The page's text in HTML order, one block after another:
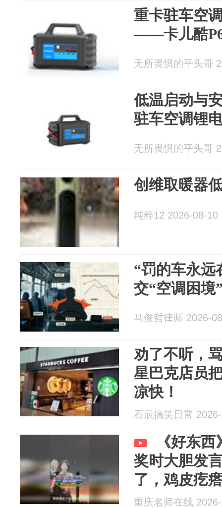
重卡驻车空
——卡儿酷
无所畏惧的平头哥
低温启动与
驻车空调锂
无所畏惧的平头哥
创维取暖器
纯粹12 2026-08-10
“罚的车永远
交“空调困境
马俊哲律师 2026-
劝了不听，
星巴克店员
凉快！
石辰搞笑日常
《好东
奖时大胆发
了，鸡皮疙
重庆名师在线